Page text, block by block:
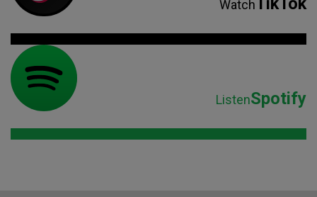
Watch
ListenSpotify